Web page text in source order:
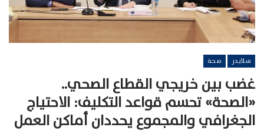
سلايدر صحة
غضب بين خريجي القطاع الصحي..
«الصحة» تحسم قواعد التكليف: الاحتياج
الجغرافي والمجموع يحددان أماكن العمل